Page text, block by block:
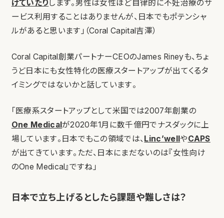
けていたりします。男性は女性ほど自律的に不妊治療のサ
ービス利用することはありませんが、日本でもポテンシャ
ルがあると思います」（Coral Capital吉澤）
Coral Capital創業パートナーCEOのJames Rineyも、ちょ
うど日本にも女性特化の医療スタートアップが出てくるタ
イミングではないかと話しています。
「医療系スタートアップとして米国では2007年創業の
One Medical が2020年1月に数千億円でナスダックに上
場しています。日本でもこの領域では、 Linc’well やCAPS
が出てきています。ただ、日本にまだないのは『女性向け
のOne Medical』ですね」
日本で立ち上げるとしたら課題や難しさは？